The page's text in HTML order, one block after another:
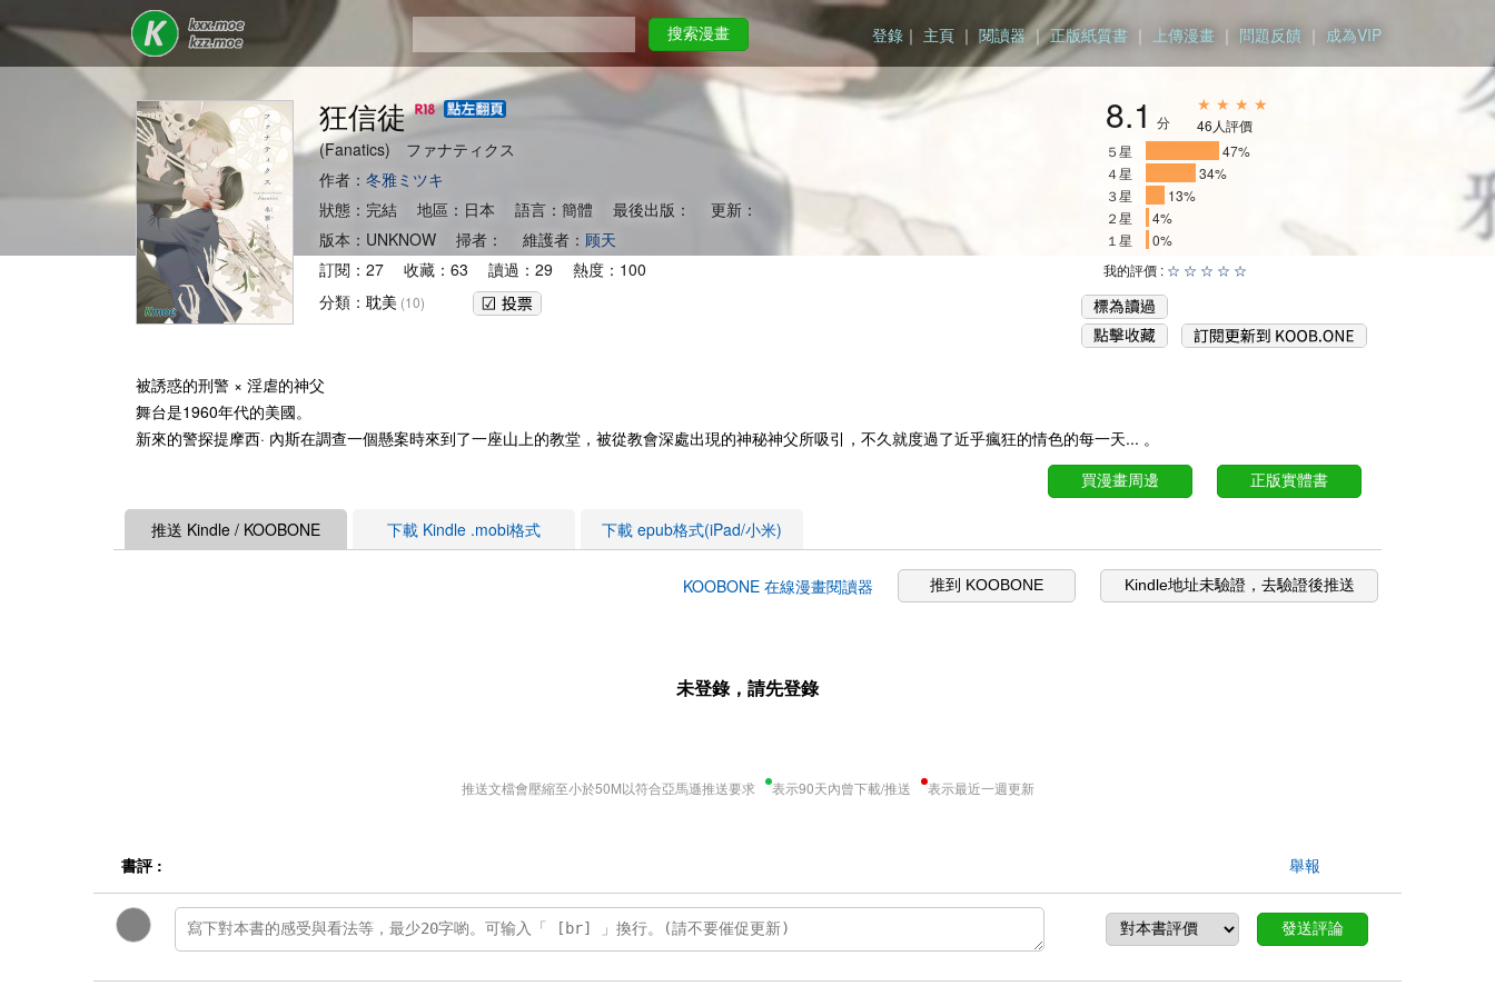
搜索漫畫 登錄 ｜ 主頁 ｜ 閱讀器｜正版紙質書 ｜ 上傳漫畫 ｜ 問題反饋 ｜ 成為VIP
狂信徒
(Fanatics) ファナティクス
作者： 冬雅ミツキ
狀態：完結 地區：日本 語言：簡體 最後出版： 更新：
版本：UNKNOW 掃者： 維護者： 顾天
訂閱：27 收藏：63 讀過：29 熱度：100
分類： 耽美 (10)
8.1 分
★ ★ ★ ★
46人評價
５星
47%
４星
34%
３星
13%
２星
4%
１星
0%
我的評價 : ☆ ☆ ☆ ☆ ☆
被誘惑的刑警 × 淫虐的神父
舞台是1960年代的美國。
新來的警探提摩西· 內斯在調查一個懸案時來到了一座山上的教堂，被從教會深處出現的神秘神父所吸引，不久就度過了近乎瘋狂的情色的每一天... 。
買漫畫周邊 正版實體書
推送 Kindle / KOOBONE 下載 Kindle .mobi格式 下載 epub格式(iPad/小米)
KOOBONE 在線漫畫閱讀器 推到 KOOBONE Kindle地址未驗證，去驗證後推送
未登錄，請先登錄
推送文檔會壓縮至小於50M以符合亞馬遜推送要求 表示90天內曾下載/推送 表示最近一週更新
書評 : 舉報
發送評論